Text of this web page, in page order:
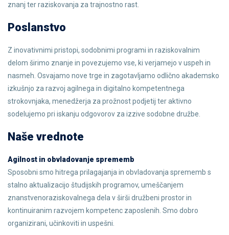
znanj ter raziskovanja za trajnostno rast.
Poslanstvo
Z inovativnimi pristopi, sodobnimi programi in raziskovalnim
delom širimo znanje in povezujemo vse, ki verjamejo v uspeh in
nasmeh. Osvajamo nove trge in zagotavljamo odlično akademsko
izkušnjo za razvoj agilnega in digitalno kompetentnega
strokovnjaka, menedžerja za prožnost podjetij ter aktivno
sodelujemo pri iskanju odgovorov za izzive sodobne družbe.
Naše vrednote
Agilnost in obvladovanje sprememb
Sposobni smo hitrega prilagajanja in obvladovanja sprememb s
stalno aktualizacijo študijskih programov, umeščanjem
znanstvenoraziskovalnega dela v širši družbeni prostor in
kontinuiranim razvojem kompetenc zaposlenih. Smo dobro
organizirani, učinkoviti in uspešni.